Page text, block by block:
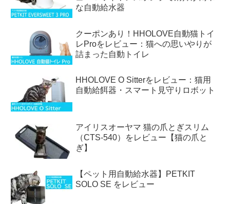
な自動給水器
クーポンあり！HHOLOVE自動猫トイ
レProをレビュー：猫への思いやりが
詰まった自動トイレ
HHOLOVE O Sitterをレビュー：猫用
自動給餌器・スマート見守りロボット
アイリスオーヤマ 猫の爪とぎスリム
（CTS-540）をレビュー【猫の爪と
ぎ】
【ペット用自動給水器】PETKIT
SOLO SE をレビュー